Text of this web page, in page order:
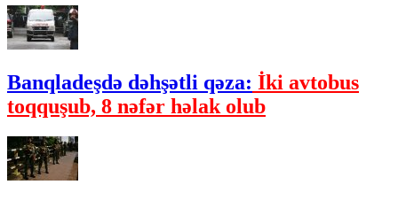
Banqladeşdə dəhşətli qəza: İki avtobus
toqquşub, 8 nəfər həlak olub